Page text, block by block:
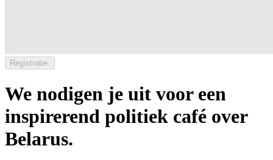
Registratie.
We nodigen je uit voor een
inspirerend politiek café over
Belarus.